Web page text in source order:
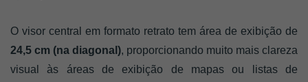
O visor central em formato retrato tem área de exibição de
24,5 cm (na diagonal), proporcionando muito mais clareza
visual às áreas de exibição de mapas ou listas de